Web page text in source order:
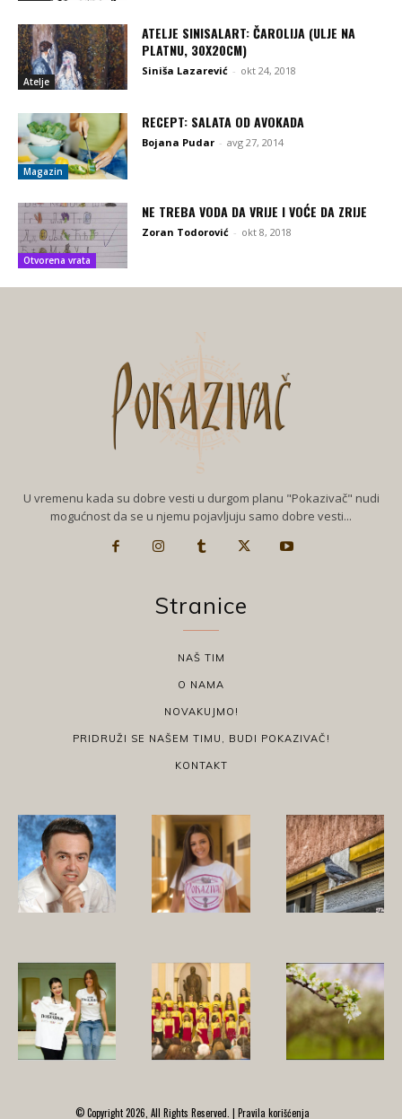
Atelje
ATELJE SINISALART: ČAROLIJA (ULJE NA
PLATNU, 30X20CM)
Siniša Lazarević - okt 24, 2018
Magazin
RECEPT: SALATA OD AVOKADA
Bojana Pudar - avg 27, 2014
Otvorena vrata
NE TREBA VODA DA VRIJE I VOĆE DA ZRIJE
Zoran Todorović - okt 8, 2018
U vremenu kada su dobre vesti u durgom planu "Pokazivač" nudi
mogućnost da se u njemu pojavljuju samo dobre vesti...
Stranice
NAŠ TIM
O NAMA
NOVAKUJMO!
PRIDRUŽI SE NAŠEM TIMU, BUDI POKAZIVAČ!
KONTAKT
© Copyright 2026, All Rights Reserved. | Pravila korišćenja